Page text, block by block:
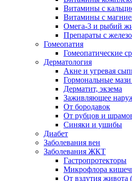
Витамины с
Витамины с
Омега-3 и рыбий
Препараты с
Гомеопатия
Гомеопатические
Дерматология
Акне и угревая
Гормональные мази
Дерматит, экзема
Заживляющее
От бородавок
От рубцов и
Синяки и ушибы
Диабет
Заболевания вен
Заболевания ЖКТ
Гастропротекторы
Микрофлора
От вздутия живота